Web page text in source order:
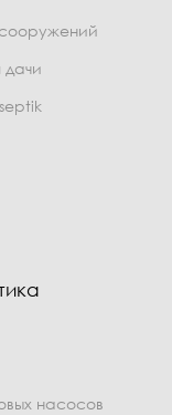
дачи
насосов